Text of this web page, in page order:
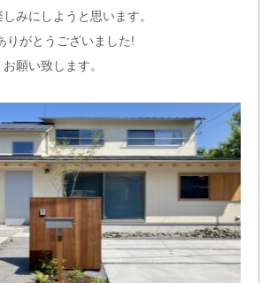
みにしようと思います。
りがとうございました!
願い致します。